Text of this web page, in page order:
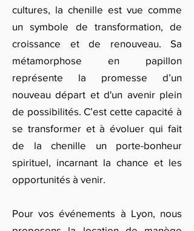
cultures, la chenille est vue comme
un symbole de transformation, de
croissance et de renouveau. Sa
métamorphose en papillon
représente la promesse d’un
nouveau départ et d'un avenir plein
de possibilités. C’est cette capacité à
se transformer et à évoluer qui fait
de la chenille un porte-bonheur
spirituel, incarnant la chance et les
opportunités à venir.
Pour vos événements à Lyon, nous